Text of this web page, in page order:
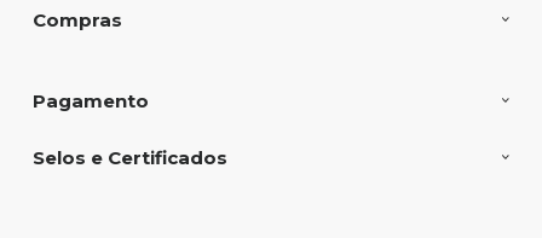
Compras
Pagamento
Selos e Certificados